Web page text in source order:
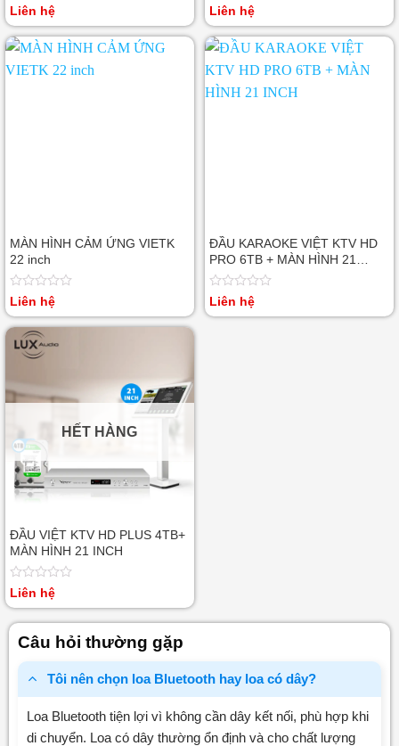
Được
hạng
0
sao
Liên hệ
Được
hạng
0
sao
Liên hệ
MÀN HÌNH CẢM ỨNG VIETK
22 inch
Được
hạng
5
Liên hệ
ĐẦU KARAOKE VIỆT KTV HD
PRO 6TB + MÀN HÌNH 21
INCH
Được
Liên hệ
HẾT HÀNG
ĐẦU VIỆT KTV HD PLUS 4TB+
MÀN HÌNH 21 INCH
Được
0
Liên hệ
Câu hỏi thường gặp
Tôi nên chọn loa Bluetooth hay loa có dây?
Loa Bluetooth tiện lợi vì không cần dây kết nối, phù hợp khi
di chuyển. Loa có dây thường ổn định và cho chất lượng